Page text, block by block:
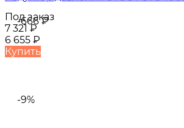
-666₽
Под заказ
7 321₽
6 655 ₽
Купить
-9%